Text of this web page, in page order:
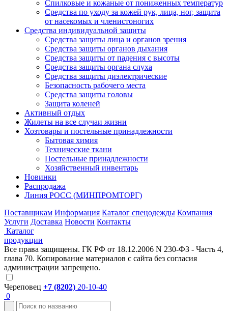
Спилковые и кожаные от пониженных температур
Средства по уходу за кожей рук, лица, ног, защита
от насекомых и членистоногих
Средства индивидуальной защиты
Средства защиты лица и органов зрения
Средства защиты органов дыхания
Средства защиты от падения с высоты
Средства защиты органа слуха
Средства защиты диэлектрические
Безопасность рабочего места
Средства защиты головы
Защита коленей
Активный отдых
Жилеты на все случаи жизни
Хозтовары и постельные принадлежности
Бытовая химия
Технические ткани
Постельные принадлежности
Хозяйственный инвентарь
Новинки
Распродажа
Линия РОСС (МИНПРОМТОРГ)
Поставщикам Информация Каталог спецодежды Компания
Услуги Доставка Новости Контакты
Каталог
продукции
Все права защищены. ГК РФ от 18.12.2006 N 230-ФЗ - Часть 4,
глава 70. Копирование материалов с сайта без согласия
администрации запрещено.
Череповец +7 (8202) 20-10-40
0